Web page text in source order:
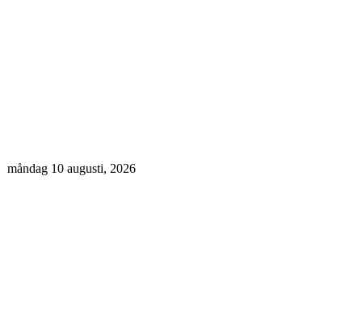
måndag 10 augusti, 2026